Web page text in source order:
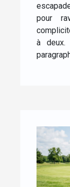
pour
à deux.